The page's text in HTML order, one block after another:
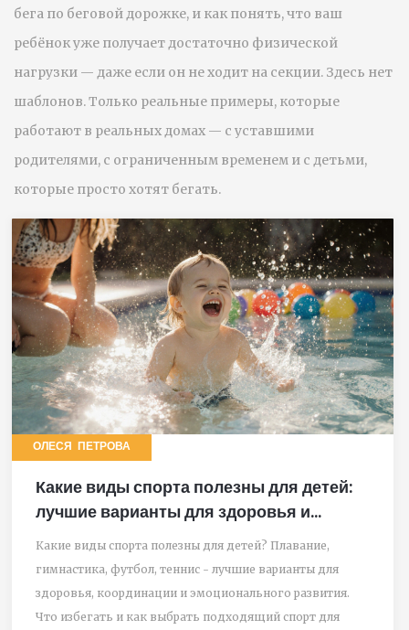
бега по беговой дорожке, и как понять, что ваш
ребёнок уже получает достаточно физической
нагрузки — даже если он не ходит на секции. Здесь нет
шаблонов. Только реальные примеры, которые
работают в реальных домах — с уставшими
родителями, с ограниченным временем и с детьми,
которые просто хотят бегать.
ОЛЕСЯ ПЕТРОВА
Какие виды спорта полезны для детей:
лучшие варианты для здоровья и
развития
Какие виды спорта полезны для детей? Плавание,
гимнастика, футбол, теннис - лучшие варианты для
здоровья, координации и эмоционального развития.
Что избегать и как выбрать подходящий спорт для